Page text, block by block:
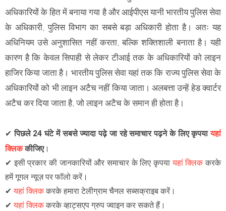
अधिकारियों के हित में बनाया गया है और आईपीएस यानी भारतीय पुलिस सेवा
के अधिकारी, पुलिस विभाग का सबसे बड़ा अधिकारी होता है। अतः यह
अधिनियम उसे अनुशासित नहीं करता, बल्कि शक्तिशाली बनाता है। यही
कारण है कि केवल सिपाही से लेकर टीआई तक के अधिकारियों को लाइन
हाजिर किया जाता है। भारतीय पुलिस सेवा यहां तक कि राज्य पुलिस सेवा के
अधिकारियों को भी लाइन अटैच नहीं किया जाता। अलबत्ता उन्हें हेड क्वार्टर
अटैच कर दिया जाता है, जो लाइन अटैच के समान ही होता है।
✔पिछले 24 घंटे में सबसे ज्यादा पढ़े जा रहे समाचार पढ़ने के लिए कृपयायहां
क्लिककीजिए।
✔ इसी प्रकार की जानकारियों और समाचार के लिए कृपयायहां क्लिककरके
हमें गूगल न्यूज़ पर फॉलो करें ।
✔यहां क्लिककरके हमारा टेलीग्राम चैनल सब्सक्राइब करें।
✔यहां क्लिककरके व्हाट्सएप ग्रुप ज्वाइन कर सकते हैं।